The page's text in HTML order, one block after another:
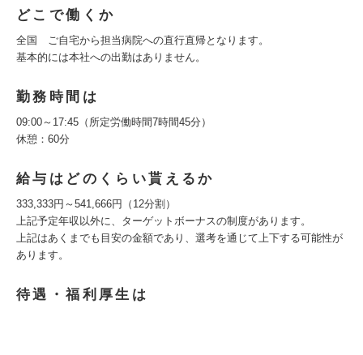
どこで働くか
全国 ご自宅から担当病院への直行直帰となります。
基本的には本社への出勤はありません。
勤務時間は
09:00～17:45（所定労働時間7時間45分）
休憩：60分
給与はどのくらい貰えるか
333,333円～541,666円（12分割）
上記予定年収以外に、ターゲットボーナスの制度があります。
上記はあくまでも目安の金額であり、選考を通じて上下する可能性が
あります。
待遇・福利厚生は